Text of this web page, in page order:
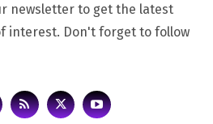
newsletter to get the latest
interest. Don't forget to follow